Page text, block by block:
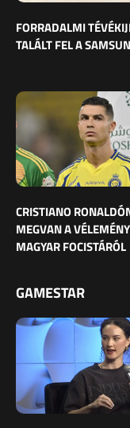
FORRADALMI
TALÁLT FEL A
CRISTIANO
MEGVAN A
MAGYAR FOCISTÁRÓL
GAMESTAR